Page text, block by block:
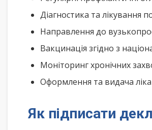
Діагностика та лікування
Направлення до
Вакцинація згідно з
Моніторинг хронічних
Оформлення та видача
Як підписати